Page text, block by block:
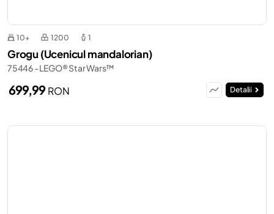
10+ 1200 1
Grogu (Ucenicul mandalorian)
75446 - LEGO® Star Wars™
699,99RON Detalii